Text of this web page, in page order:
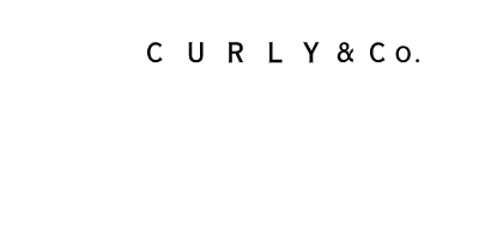
LifePackCollection STOCKISTS